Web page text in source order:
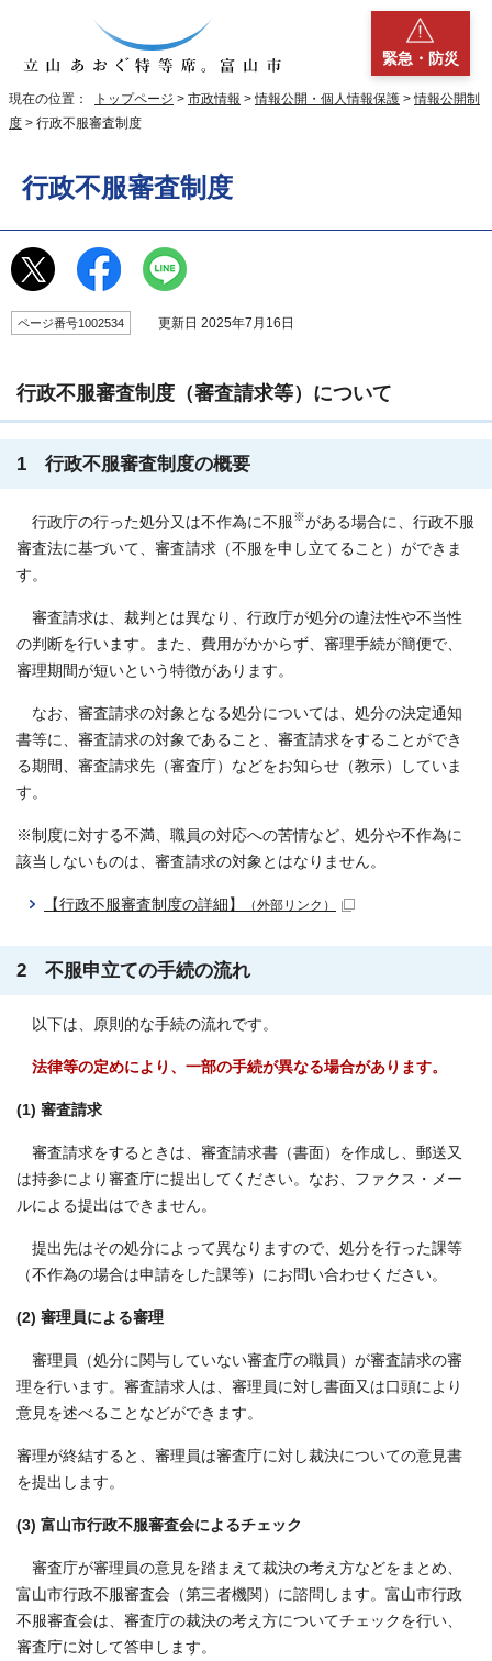
緊急・防災
現在の位置： トップページ > 市政情報 >情報公開・個人情報保護 >情報公開制
度 > 行政不服審査制度
行政不服審査制度
ページ番号1002534 更新日 2025年7月16日
行政不服審査制度（審査請求等）について
1 行政不服審査制度の概要
行政庁の行った処分又は不作為に不服※がある場合に、行政不服
審査法に基づいて、審査請求（不服を申し立てること）ができま
す。
審査請求は、裁判とは異なり、行政庁が処分の違法性や不当性
の判断を行います。また、費用がかからず、審理手続が簡便で、
審理期間が短いという特徴があります。
なお、審査請求の対象となる処分については、処分の決定通知
書等に、審査請求の対象であること、審査請求をすることができ
る期間、審査請求先（審査庁）などをお知らせ（教示）していま
す。
※制度に対する不満、職員の対応への苦情など、処分や不作為に
該当しないものは、審査請求の対象とはなりません。
【行政不服審査制度の詳細】 （外部リンク）
2 不服申立ての手続の流れ
以下は、原則的な手続の流れです。
法律等の定めにより、一部の手続が異なる場合があります。
(1) 審査請求
審査請求をするときは、審査請求書（書面）を作成し、郵送又
は持参により審査庁に提出してください。なお、ファクス・メー
ルによる提出はできません。
提出先はその処分によって異なりますので、処分を行った課等
（不作為の場合は申請をした課等）にお問い合わせください。
(2) 審理員による審理
審理員（処分に関与していない審査庁の職員）が審査請求の審
理を行います。審査請求人は、審理員に対し書面又は口頭により
意見を述べることなどができます。
審理が終結すると、審理員は審査庁に対し裁決についての意見書
を提出します。
(3) 富山市行政不服審査会によるチェック
審査庁が審理員の意見を踏まえて裁決の考え方などをまとめ、
富山市行政不服審査会（第三者機関）に諮問します。富山市行政
不服審査会は、審査庁の裁決の考え方についてチェックを行い、
審査庁に対して答申します。